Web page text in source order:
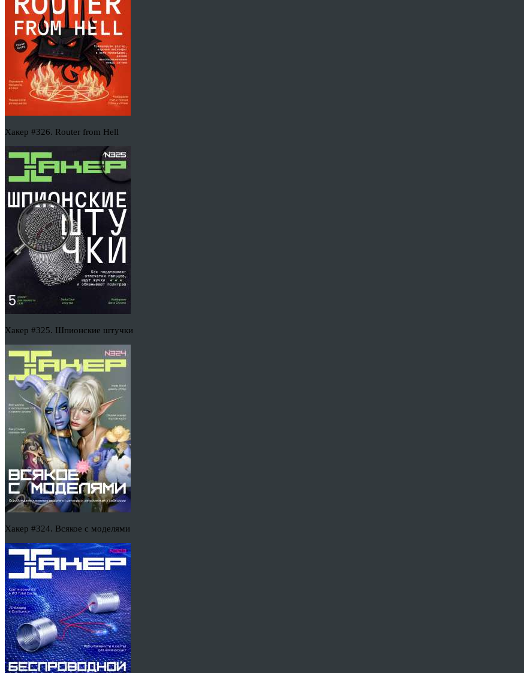
Хакер #326. Router from Hell
Хакер #325. Шпионские штучки
Хакер #324. Всякое с моделями